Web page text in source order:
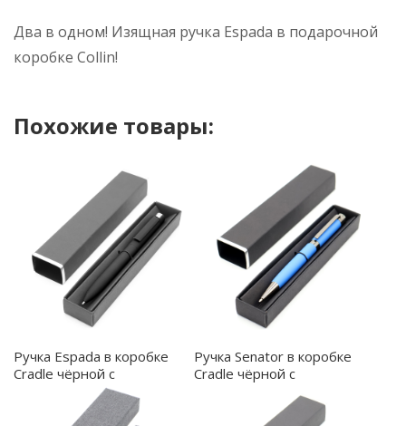
Два в одном! Изящная ручка Espada в подарочной
коробке Collin!
Похожие товары:
Ручка Espada в коробке
Cradle чёрной с
серебристым, чёрная -
Ручка Senator в коробке
Cradle чёрной с
серебристым, синяя -